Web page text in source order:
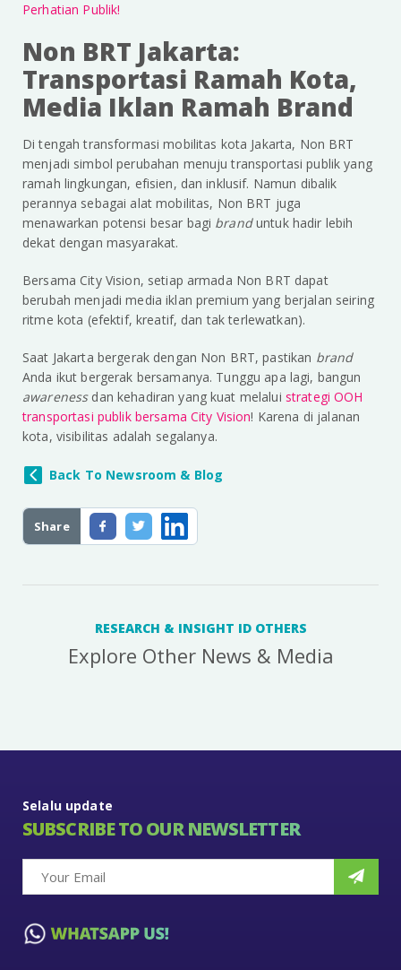
Share
Perhatian Publik!
Non BRT Jakarta:
Transportasi Ramah Kota,
Media Iklan Ramah Brand
Di tengah transformasi mobilitas kota Jakarta, Non BRT
menjadi simbol perubahan menuju transportasi publik yang
ramah lingkungan, efisien, dan inklusif. Namun dibalik
perannya sebagai alat mobilitas, Non BRT juga
menawarkan potensi besar bagi branduntuk hadir lebih
dekat dengan masyarakat.
Bersama City Vision, setiap armada Non BRT dapat
berubah menjadi media iklan premium yang berjalan seiring
ritme kota (efektif, kreatif, dan tak terlewatkan).
Saat Jakarta bergerak dengan Non BRT, pastikan brand
Anda ikut bergerak bersamanya. Tunggu apa lagi, bangun
awareness dan kehadiran yang kuat melalui strategi OOH
transportasi publik bersama City Vision! Karena di jalanan
kota, visibilitas adalah segalanya.
Back To Newsroom & Blog
RESEARCH & INSIGHT ID OTHERS
Explore Other News & Media
Selalu update
SUBSCRIBE TO OUR NEWSLETTER